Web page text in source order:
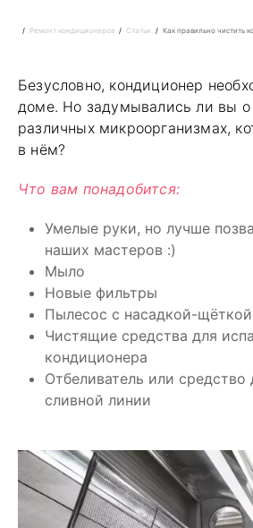
Ремонт кондиционеров Статьи Как правильно чистить
Безусловно, кондиционер
доме. Но задумывались ли вы
различных микроорганизмах,
в нём?
Что вам понадобится:
Умелые руки, но лучше
наших мастеров :)
Мыло
Новые фильтры
Пылесос с насадкой-щёткой
Чистящие средства для
кондиционера
Отбеливатель или средство
сливной линии